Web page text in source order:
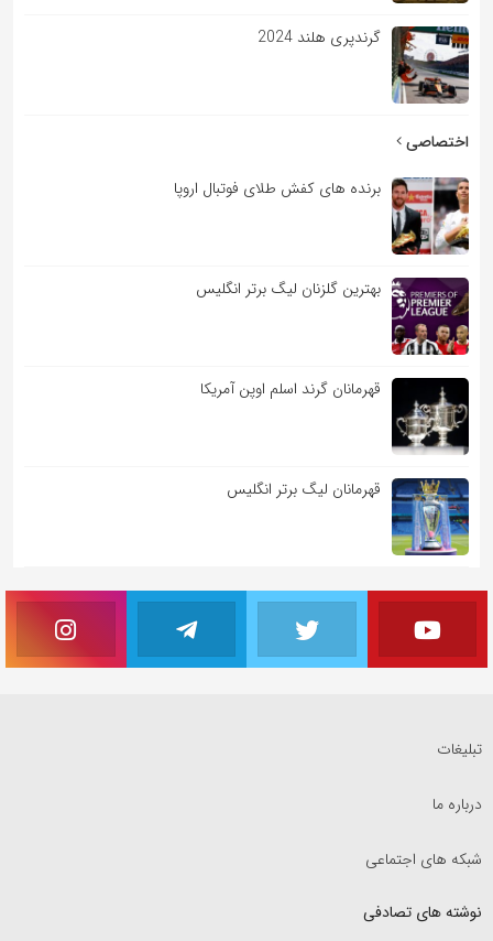
گرندپری هلند 2024
اختصاصی
برنده های کفش طلای فوتبال اروپا
بهترین گلزنان لیگ برتر انگلیس
قهرمانان گرند اسلم اوپن آمریکا
قهرمانان لیگ برتر انگلیس
تبلیغات
درباره ما
شبکه های اجتماعی
نوشته های تصادفی